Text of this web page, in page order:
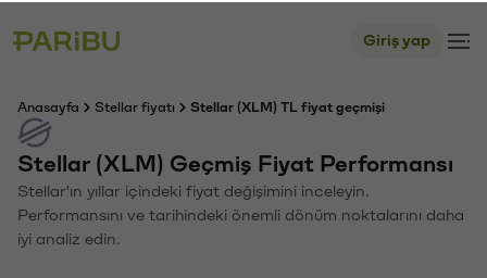
Giriş yap
Anasayfa Stellar fiyatı Stellar (XLM) TL fiyat geçmişi
Stellar (XLM) Geçmiş Fiyat Performansı
Stellar'ın yıllar içindeki fiyat değişimini inceleyin.
Performansını ve tarihindeki önemli dönüm noktalarını daha
iyi analiz edin.